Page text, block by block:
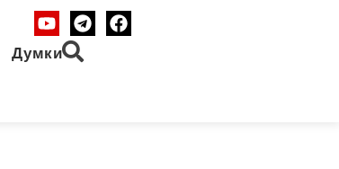
Думки